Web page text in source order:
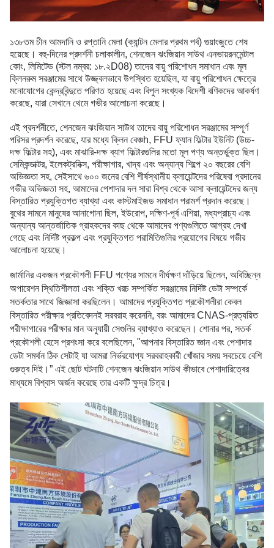
১৩৮তম চীন আমদানি ও রপ্তানি মেলা (ক্যান্টন মেলার প্রথম পর্ব) গুয়াংজুতে শেষ
হয়েছে। বহু-দিনের প্রদর্শনী চলাকালীন, শেনজেন ঝংজিয়ান সাউথ এনভায়রনমেন্টাল
কোং, লিমিটেড (স্টল নম্বর: ১৮.২D08) তাদের বায়ু পরিশোধন সমাধান এবং মূল
ক্লিনরুমসরঞ্জামের সাথে উজ্জ্বলভাবে উপস্থিত হয়েছিল, যা বায়ু পরিশোধন ক্ষেত্রে
মনোযোগের কেন্দ্রবিন্দুতে পরিণত হয়েছে এবং বিপুল সংখ্যক বিদেশী বণিকদের আকর্ষণ
করেছে, যারা সেখানে থেমে গভীর আলোচনা করেছে।
এই প্রদর্শনীতে, শেনজেন ঝংজিয়ান সাউথতাদের বায়ু পরিশোধন সরঞ্জামের সম্পূর্ণ
পরিসর প্রদর্শন করেছে, যার মধ্যে ক্লিন বেঞ্চh, FFU ফ্যান ফিল্টার ইউনিট (উচ্চ-
দক্ষ ফিল্টার সহ), এবং মাঝারি-দক্ষ ব্যাগ ফিল্টারগুলির মতো মূল পণ্য অন্তর্ভুক্ত ছিল।
সেমিকন্ডাক্টর, ইলেকট্রনিক্স, পরীক্ষাগার, খাদ্য এবং অন্যান্য শিল্পে ২০ বছরের বেশি
অভিজ্ঞতা সহ, সেইসাথে ৬০০ জনের বেশি শীর্ষস্থানীয় ক্লায়েন্টদের পরিষেবা প্রদানের
গভীর অভিজ্ঞতা সহ, আমাদের পেশাদার দল সারা বিশ্ব থেকে আসা ক্লায়েন্টদের জন্য
বিস্তারিত প্রযুক্তিগত ব্যাখ্যা এবং কাস্টমাইজড সমাধান পরামর্শ প্রদান করেছে।
বুথের সামনে মানুষের আনাগোনা ছিল, ইউরোপ, দক্ষিণ-পূর্ব এশিয়া, মধ্যপ্রাচ্য এবং
অন্যান্য আন্তর্জাতিক গ্রাহকদের কাছ থেকে আমাদের পণ্যগুলিতে আগ্রহ দেখা
গেছে এবং নির্দিষ্ট প্রকল্প এবং প্রযুক্তিগত পরামিতিগুলির প্রয়োগের বিষয়ে গভীর
আলোচনা হয়েছে।
জার্মানির একজন প্রকৌশলী FFU পণ্যের সামনে দীর্ঘক্ষণ দাঁড়িয়ে ছিলেন, অবিচ্ছিন্ন
অপারেশন স্থিতিশীলতা এবং শক্তি খরচ সম্পর্কিত সরঞ্জামের নির্দিষ্ট ডেটা সম্পর্কে
সতর্কতার সাথে জিজ্ঞাসা করছিলেন। আমাদের প্রযুক্তিগত প্রকৌশলীরা কেবল
বিস্তারিত পরীক্ষার প্রতিবেদনই সরবরাহ করেননি, বরং আমাদের CNAS-প্রত্যয়িত
পরীক্ষাগারের পরীক্ষার মান অনুযায়ী সেগুলির ব্যাখ্যাও করেছেন। শোনার পর, সতর্ক
প্রকৌশলী হেসে প্রশংসা করে বলেছিলেন, "আপনার বিস্তারিত জ্ঞান এবং পেশাদার
ডেটা সমর্থন ঠিক সেটাই যা আমরা নির্ভরযোগ্য সরবরাহকারী খোঁজার সময় সবচেয়ে বেশি
গুরুত্ব দিই।” এই ছোট ঘটনাটিশেনজেন ঝংজিয়ান সাউথ কীভাবে পেশাদারিত্বের
মাধ্যমে বিশ্বাস অর্জন করেছে তার একটি ক্ষুদ্র চিত্র।